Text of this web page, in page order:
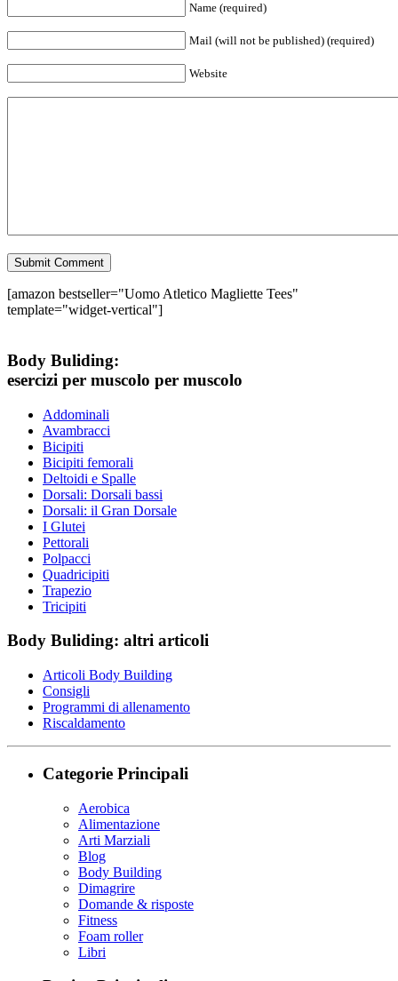
Name (required)
Mail (will not be published) (required)
Website
[amazon bestseller="Uomo Atletico Magliette Tees"
template="widget-vertical"]
Body Buliding:
esercizi per muscolo per muscolo
Addominali
Avambracci
Bicipiti
Bicipiti femorali
Deltoidi e Spalle
Dorsali: Dorsali bassi
Dorsali: il Gran Dorsale
I Glutei
Pettorali
Polpacci
Quadricipiti
Trapezio
Tricipiti
Body Buliding: altri articoli
Articoli Body Building
Consigli
Programmi di allenamento
Riscaldamento
Categorie Principali
Aerobica
Alimentazione
Arti Marziali
Blog
Body Building
Dimagrire
Domande & risposte
Fitness
Foam roller
Libri